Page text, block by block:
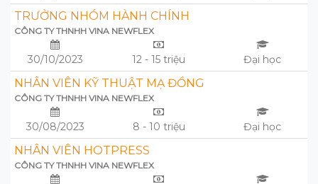
TRƯỞNG NHÓM HÀNH CHÍNH
CÔNG TY THNHH VINA NEWFLEX
30/10/2023 12 - 15 triệu Đại học
NHÂN VIÊN KỸ THUẬT MẠ ĐỒNG
CÔNG TY THNHH VINA NEWFLEX
30/08/2023 8 - 10 triệu Đại học
NHÂN VIÊN HOTPRESS
CÔNG TY THNHH VINA NEWFLEX